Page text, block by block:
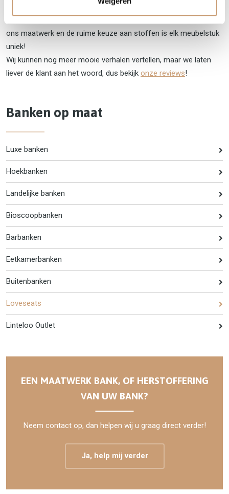
ons maatwerk en de ruime keuze aan stoffen is elk meubelstuk
uniek!
Wij kunnen nog meer mooie verhalen vertellen, maar we laten
liever de klant aan het woord, dus bekijk onze reviews!
Banken op maat
Luxe banken
Hoekbanken
Landelijke banken
Bioscoopbanken
Barbanken
Eetkamerbanken
Buitenbanken
Loveseats
Linteloo Outlet
EEN MAATWERK BANK, OF HERSTOFFERING
VAN UW BANK?
Neem contact op, dan helpen wij u graag direct verder!
Ja, help mij verder